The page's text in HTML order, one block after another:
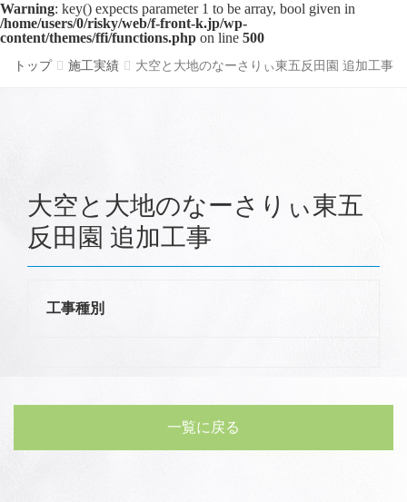
Warning: key() expects parameter 1 to be array, bool given in
/home/users/0/risky/web/f-front-k.jp/wp-
content/themes/ffi/functions.php on line 500
トップ 施工実績 大空と大地のなーさりぃ東五反田園 追加工事
大空と大地のなーさりぃ東五
反田園 追加工事
工事種別
一覧に戻る